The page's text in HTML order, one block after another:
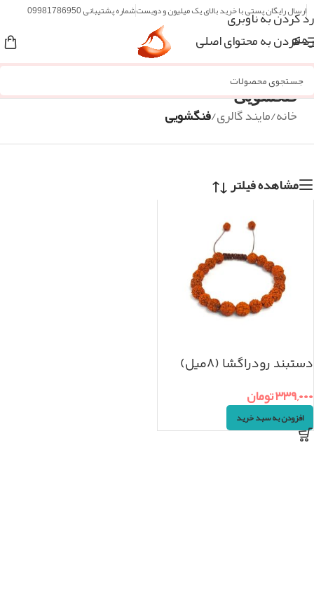
رد کردن به ناوبری
رد کردن به محتوای اصلی
ارسال رایگان پستی با خرید بالای یک میلیون و دویستشماره پشتیبانی 09981786950
منو
فنگشویی
خانه/مایند گالری/فنگشویی
مشاهده فیلتر
دستبند رودراگشا (8میل)
۳۳۹,۰۰۰تومان
افزودن به سبد خرید